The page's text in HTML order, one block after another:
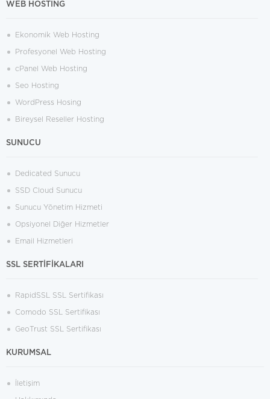
WEB HOSTING
Ekonomik Web Hosting
Profesyonel Web Hosting
cPanel Web Hosting
Seo Hosting
WordPress Hosing
Bireysel Reseller Hosting
SUNUCU
Dedicated Sunucu
SSD Cloud Sunucu
Sunucu Yönetim Hizmeti
Opsiyonel Diğer Hizmetler
Email Hizmetleri
SSL SERTİFİKALARI
RapidSSL SSL Sertifikası
Comodo SSL Sertifikası
GeoTrust SSL Sertifikası
KURUMSAL
İletişim